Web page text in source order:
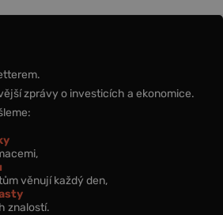
zprávy o investicích a ekonomice.
věnují každý den,
znalostí.